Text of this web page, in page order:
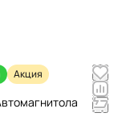
Акция